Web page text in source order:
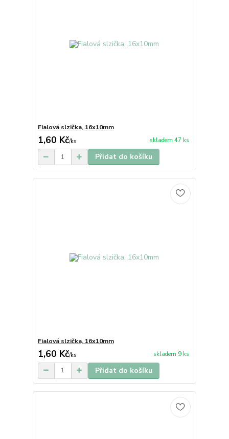
Fialová slzička, 16x10mm
1,60 Kč/ks skladem 47 ks
Přidat do košíku
Fialová slzička, 16x10mm
1,60 Kč/ks skladem 9 ks
Přidat do košíku